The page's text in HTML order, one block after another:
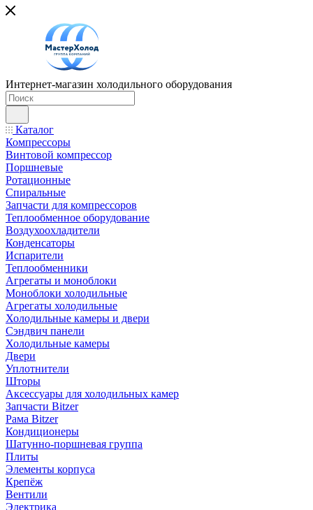
Интернет-магазин холодильного оборудования
Каталог
Компрессоры
Винтовой компрессор
Поршневые
Ротационные
Спиральные
Запчасти для компрессоров
Теплообменное оборудование
Воздухоохладители
Конденсаторы
Испарители
Теплообменники
Агрегаты и моноблоки
Моноблоки холодильные
Агрегаты холодильные
Холодильные камеры и двери
Сэндвич панели
Холодильные камеры
Двери
Уплотнители
Шторы
Аксессуары для холодильных камер
Запчасти Bitzer
Рама Bitzer
Кондиционеры
Шатунно-поршневая группа
Плиты
Элементы корпуса
Крепёж
Вентили
Электрика